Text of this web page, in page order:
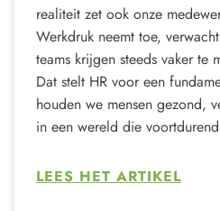
realiteit zet ook onze
Werkdruk neemt toe,
teams krijgen steeds vaker te
Dat stelt HR voor een
houden we mensen gezond,
in een wereld die
LEES HET ARTIKEL